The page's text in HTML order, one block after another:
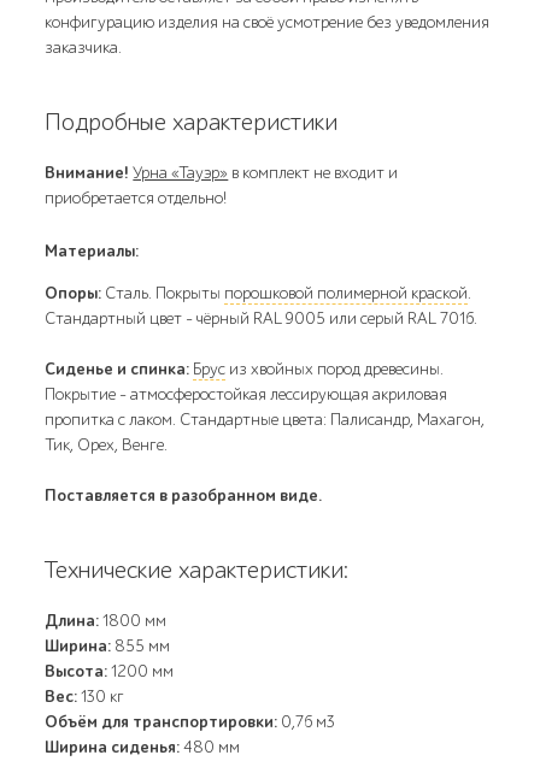
конфигурацию изделия на своё усмотрение без уведомления
заказчика.
Подробные характеристики
Внимание! Урна «Тауэр» в комплект не входит и
приобретается отдельно!
Материалы:
Опоры: Сталь. Покрыты порошковой полимерной краской.
Стандартный цвет – чёрный RAL 9005 или серый RAL 7016.
Сиденье и спинка: Брус из хвойных пород древесины.
Покрытие - атмосферостойкая лессирующая акриловая
пропитка с лаком. Стандартные цвета: Палисандр, Махагон,
Тик, Орех, Венге.
Поставляется в разобранном виде.
Технические характеристики:
Длина:1800 мм
Ширина: 855 мм
Высота:1200 мм
Вес:130 кг
Объём для транспортировки: 0,76 м3
Ширина сиденья:480 мм